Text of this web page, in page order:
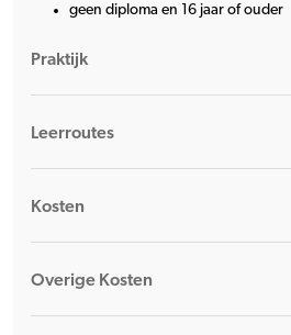
geen diploma en 16 jaar of ouder
Praktijk
Leerroutes
Kosten
Overige Kosten